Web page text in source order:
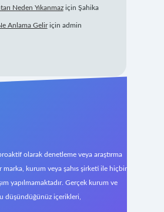
Neden Yıkanmaziçin Şahika
Anlama Geliriçin admin
olarak denetleme veya araştırma
kurum veya şahıs şirketi ile hiçbir
yapılmamaktadır. Gerçek kurum ve
düşündüğünüz içerikleri,